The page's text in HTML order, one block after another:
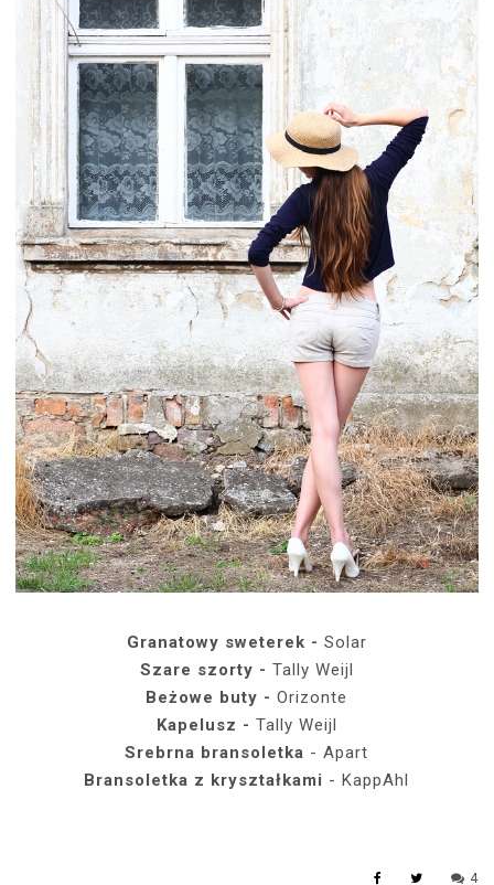
Granatowy sweterek - Solar
Szare szorty - Tally Weijl
Beżowe buty -Orizonte
Kapelusz - Tally Weijl
Srebrna bransoletka - Apart
Bransoletka z kryształkami - KappAhl
4